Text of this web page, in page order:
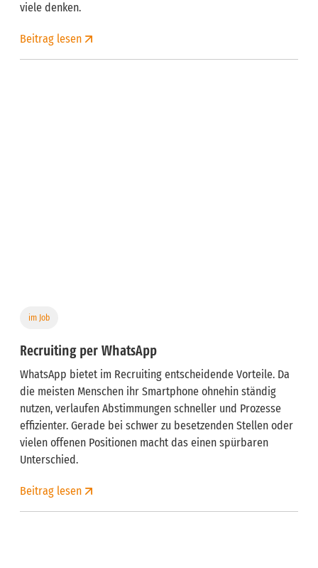
viele denken.
Beitrag lesen
im Job
Recruiting per WhatsApp
WhatsApp bietet im Recruiting entscheidende Vorteile. Da
die meisten Menschen ihr Smartphone ohnehin ständig
nutzen, verlaufen Abstimmungen schneller und Prozesse
effizienter. Gerade bei schwer zu besetzenden Stellen oder
vielen offenen Positionen macht das einen spürbaren
Unterschied.
Beitrag lesen